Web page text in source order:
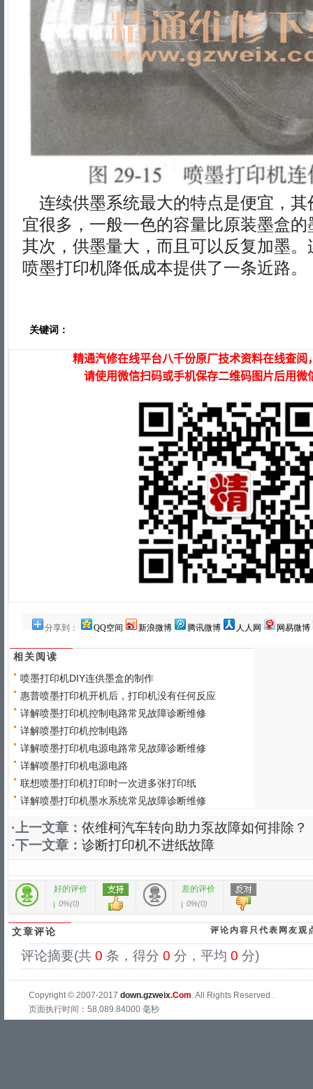
连续供墨系统最大的特点是便宜，其
宜很多，一般一色的容量比原装墨盒
其次，供墨量大，而且可以反复加墨
喷墨打印机降低成本提供了一条近路。
关键词：
分享到： QQ空间 新浪微博 腾讯微博 人人网 网易微博
相关阅读
喷墨打印机DIY连供墨盒的制作
惠普喷墨打印机开机后，打印机没有任何反应
详解喷墨打印机控制电路常见故障诊断维修
详解喷墨打印机控制电路
详解喷墨打印机电源电路常见故障诊断维修
详解喷墨打印机电源电路
联想喷墨打印机打印时一次进多张打印纸
详解喷墨打印机墨水系统常见故障诊断维修
·上一文章： 依维柯汽车转向助力泵故障如何排除？
·下一文章： 诊断打印机不进纸故障
好的评价
0%(0)
差的评价
0%(0)
文章评论 评论内容只代表网友观
评论摘要(共 0 条，得分 0 分，平均 0 分)
Copyright © 2007-2017 down.gzweix.Com . All Rights Reserved .
页面执行时间：58,089.84000 毫秒